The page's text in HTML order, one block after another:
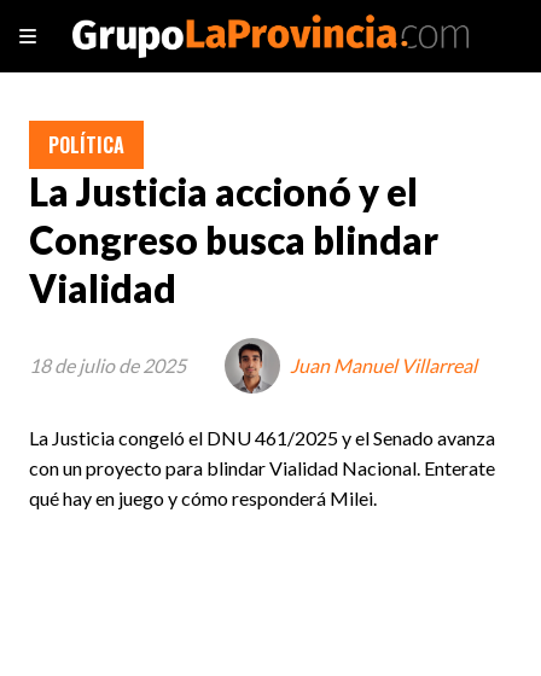
La Justicia accionó y el
Congreso busca blindar
Vialidad
La Justicia congeló el DNU 461/2025 y el Senado avanza
con un proyecto para blindar Vialidad Nacional. Enterate
qué hay en juego y cómo responderá Milei.
POLÍTICA
18 de julio de 2025 Juan Manuel Villarreal